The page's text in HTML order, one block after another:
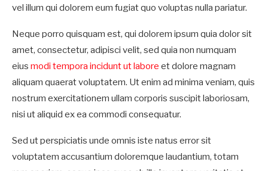
vel illum qui dolorem eum fugiat quo voluptas nulla pariatur.
Neque porro quisquam est, qui dolorem ipsum quia dolor sit
amet, consectetur, adipisci velit, sed quia non numquam
eius modi tempora incidunt ut labore et dolore magnam
aliquam quaerat voluptatem. Ut enim ad minima veniam, quis
nostrum exercitationem ullam corporis suscipit laboriosam,
nisi ut aliquid ex ea commodi consequatur.
Sed ut perspiciatis unde omnis iste natus error sit
voluptatem accusantium doloremque laudantium, totam